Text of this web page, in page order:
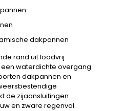
dakpannen
rand uit loodvrij
waterdichte overgang
dakpannen en
de zijaansluitingen
en zware regenval.